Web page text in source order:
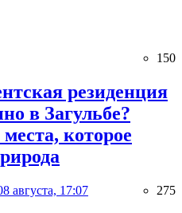
150
резиденция
в Загульбе?
которое
августа, 17:07 275